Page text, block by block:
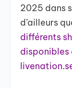
2025 dans
d’ailleurs
différents
disponibles